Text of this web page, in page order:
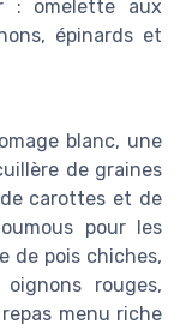
: omelette aux
épinards et
blanc, une
de graines
carottes et de
pour les
de pois chiches,
rouges,
menu riche